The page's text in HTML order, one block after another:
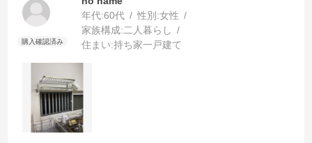
年代:60代 性別:女性
家族構成:二人暮らし
住まい:持ち家一戸建て